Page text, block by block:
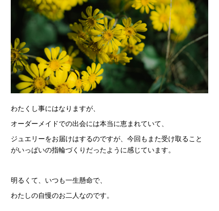
わたくし事にはなりますが、
オーダーメイドでの出会には本当に恵まれていて、
ジュエリーをお届けはするのですが、今回もまた受け取ること
がいっぱいの指輪づくりだったように感じています。
明るくて、いつも一生懸命で、
わたしの自慢のお二人なのです。